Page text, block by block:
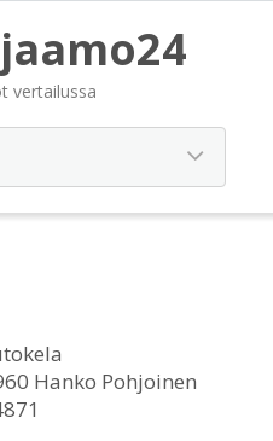
vertailussa
Hanko Pohjoinen